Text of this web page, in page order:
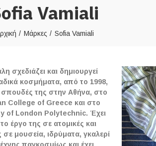
Vamiali
Μάρκες Sofia Vamiali
σχεδιάζει και δημιουργεί
κοσμήματα, από το 1998,
σπουδές της στην Αθήνα, στο
College of Greece και στο
of London Polytechnic. Έχει
έργο της σε ατομικές και
σε μουσεία, ιδρύματα, γκαλερί
παγκοσμίως και έχει